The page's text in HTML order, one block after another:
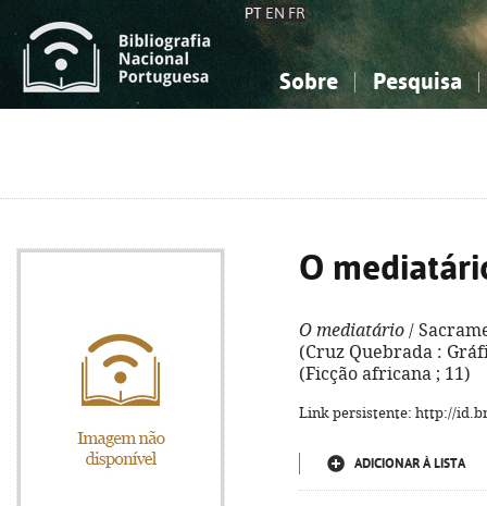
PT EN FR
Sobre Pesquisa
O
O mediatário /
(Cruz Quebrada :
(Ficção africana ; 11)
Link persistente: http://
ADICIONAR À LISTA